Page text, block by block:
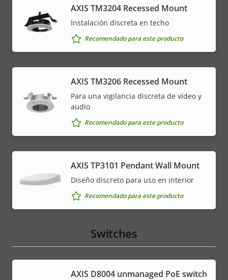
​AXIS TM3204 Recessed Mount​
Instalación discreta en techo
Recomendado para este producto
AXIS TM3206 Recessed Mount
Para una vigilancia discreta de vídeo y
audio
Recomendado para este producto
AXIS TP3101 Pendant Wall Mount
Diseño discreto para uso en interior
Recomendado para este producto
Switches
AXIS ​D8004 unmanaged PoE switch